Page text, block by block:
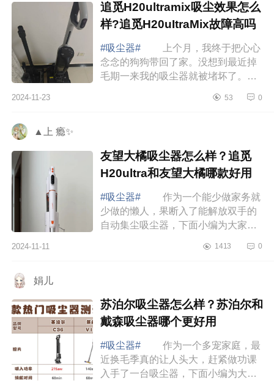
追觅H20ultramix吸尘效果怎么
样?追觅H20uItraMix故障高吗
#吸尘器#
上个月，我终于把心心
念念的狗狗带回了家。没想到最近掉
毛期一来我的吸尘器就被堵坏了。正
的洗地机试试。经过一番挑选最终选
2024-11-23 53 0
▲上 瘾✨
友望大橘吸尘器怎么样？追觅
H20ultra和友望大橘哪款好用
#吸尘器#
作为一个能少做家务就
少做的懒人，果断入了能解放双手的
自动集尘吸尘器，下面小编为大家介
H20ultra和友望大橘哪款好用 友
2024-11-11 1413 0
娟儿
苏泊尔吸尘器怎么样？苏泊尔和
戴森吸尘器哪个更好用
#吸尘器#
作为一个多宠家庭，最
近换毛季真的让人头大，赶紧做功课
入手了一台吸尘器，下面小编为大家